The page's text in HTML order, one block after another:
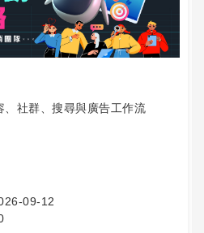
、社群、搜尋與廣告工作流
09-12